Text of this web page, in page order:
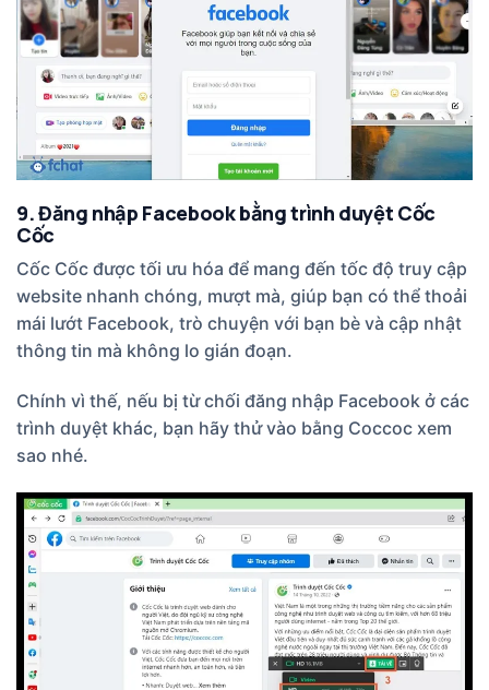
9. Đăng nhập Facebook bằng trình duyệt Cốc
Cốc
Cốc Cốc được tối ưu hóa để mang đến tốc độ truy cập
website nhanh chóng, mượt mà, giúp bạn có thể thoải
mái lướt Facebook, trò chuyện với bạn bè và cập nhật
thông tin mà không lo gián đoạn.
Chính vì thế, nếu bị từ chối đăng nhập Facebook ở các
trình duyệt khác, bạn hãy thử vào bằng Coccoc xem
sao nhé.